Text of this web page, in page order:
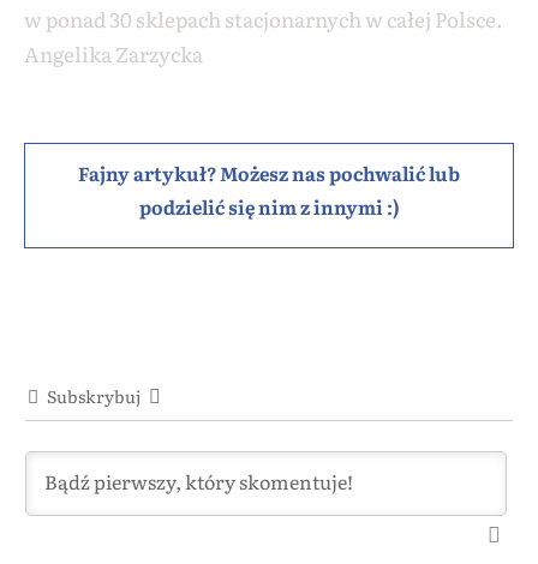
w ponad 30 sklepach stacjonarnych w całej Polsce.
Angelika Zarzycka
Fajny artykuł? Możesz nas pochwalić lub
podzielić się nim z innymi :)
Subskrybuj